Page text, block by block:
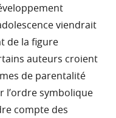
viendrait
de la figure
auteurs croient
de parentalité
l’ordre symbolique
compte des